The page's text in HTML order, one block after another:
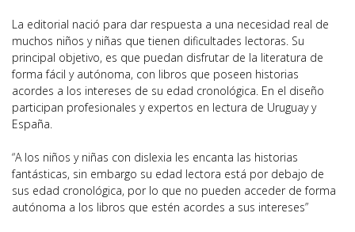
La editorial nació para dar respuesta a una necesidad real de
muchos niños y niñas que tienen dificultades lectoras. Su
principal objetivo, es que puedan disfrutar de la literatura de
forma fácil y autónoma, con libros que poseen historias
acordes a los intereses de su edad cronológica. En el diseño
participan profesionales y expertos en lectura de Uruguay y
España.
“A los niños y niñas con dislexia les encanta las historias
fantásticas, sin embargo su edad lectora está por debajo de
sus edad cronológica, por lo que no pueden acceder de forma
autónoma a los libros que estén acordes a sus intereses”